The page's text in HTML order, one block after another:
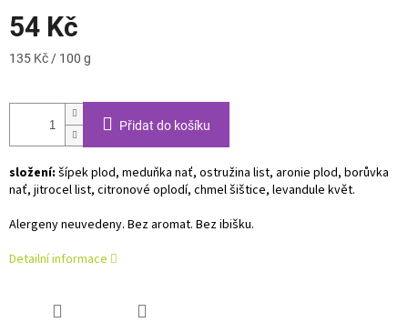
54 Kč
Měrná
135 Kč / 100 g
Přidat do košíku
složení: šípek plod, meduňka nať, ostružina list, aronie plod, borůvka
nať, jitrocel list, citronové oplodí, chmel šištice, levandule květ.
Alergeny neuvedeny. Bez aromat. Bez ibišku.
Detailní informace